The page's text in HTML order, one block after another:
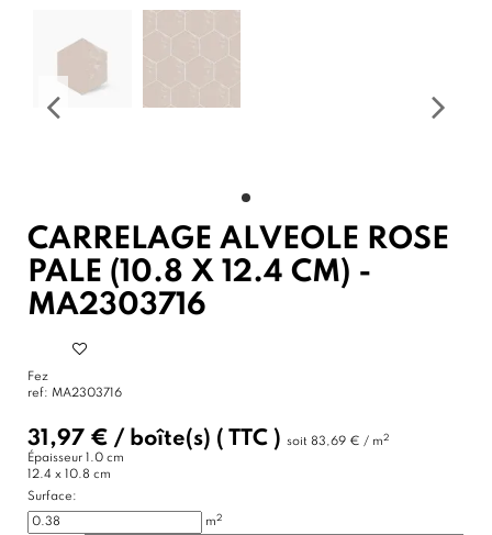
CARRELAGE ALVEOLE ROSE
PALE (10.8 X 12.4 CM) -
MA2303716
Fez
ref: MA2303716
31,97 € / boîte(s) ( TTC ) soit 83,69 € / m2
Épaisseur 1.0 cm
12.4 x 10.8 cm
Surface:
m2